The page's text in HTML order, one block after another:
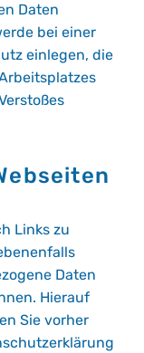
Daten
bei einer
einlegen, die
Links zu
Daten
Hierauf
Sie vorher